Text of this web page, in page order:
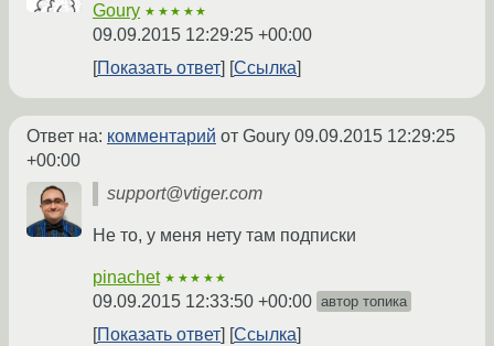
Goury ★★★★★
09.09.2015 12:29:25 +00:00
Показать ответ
Ссылка
Ответ на: комментарий от Goury 09.09.2015 12:29:25
+00:00
support@vtiger.com
Не то, у меня нету там подписки
pinachet ★★★★★
09.09.2015 12:33:50 +00:00 автор топика
Показать ответ Ссылка